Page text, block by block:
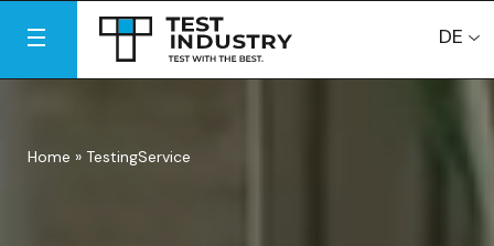
DE
Home » TestingService